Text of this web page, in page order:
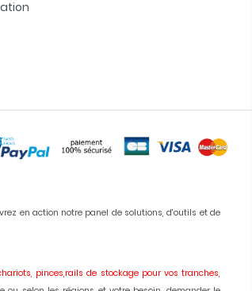
en action notre panel de solutions, d'outils et de
pinces,rails de stockage pour vos tranches,